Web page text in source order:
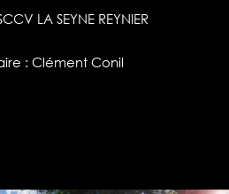
LA SEYNE REYNIER
: Clément Conil